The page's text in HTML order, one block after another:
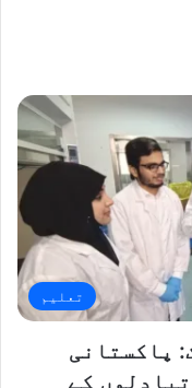
تعلیم
پاکستانی
کے